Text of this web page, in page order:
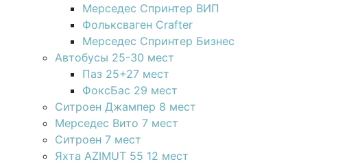
Мерседес Спринтер ВИП
Фольксваген Crafter
Мерседес Спринтер Бизнес
Автобусы 25-30 мест
Паз 25+27 мест
ФоксБас 29 мест
Ситроен Джампер 8 мест
Мерседес Вито 7 мест
Ситроен 7 мест
Яхта АZIMUT 55 12 мест